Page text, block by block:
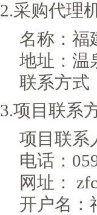
2.采购代理
名称： 福
地址： 温
联系方式
3.项目联系
项目联系
电话：
网址：
开户名：